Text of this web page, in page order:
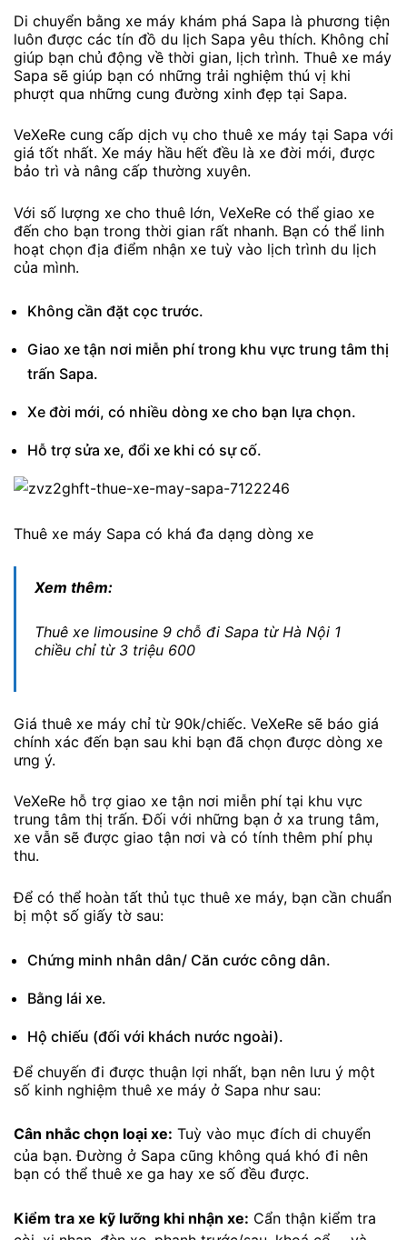
Di chuyển bằng xe máy khám phá Sapa là phương tiện
luôn được các tín đồ du lịch Sapa yêu thích. Không chỉ
giúp bạn chủ động về thời gian, lịch trình. Thuê xe máy
Sapa sẽ giúp bạn có những trải nghiệm thú vị khi
phượt qua những cung đường xinh đẹp tại Sapa.
VeXeRe cung cấp dịch vụ cho thuê xe máy tại Sapa với
giá tốt nhất. Xe máy hầu hết đều là xe đời mới, được
bảo trì và nâng cấp thường xuyên.
Với số lượng xe cho thuê lớn, VeXeRe có thể giao xe
đến cho bạn trong thời gian rất nhanh. Bạn có thể linh
hoạt chọn địa điểm nhận xe tuỳ vào lịch trình du lịch
của mình.
Không cần đặt cọc trước.
Giao xe tận nơi miễn phí trong khu vực trung tâm thị
trấn Sapa.
Xe đời mới, có nhiều dòng xe cho bạn lựa chọn.
Hỗ trợ sửa xe, đổi xe khi có sự cố.
Thuê xe máy Sapa có khá đa dạng dòng xe
Xem thêm:
Thuê xe limousine 9 chỗ đi Sapa từ Hà Nội 1
chiều chỉ từ 3 triệu 600
Giá thuê xe máy chỉ từ 90k/chiếc. VeXeRe sẽ báo giá
chính xác đến bạn sau khi bạn đã chọn được dòng xe
ưng ý.
VeXeRe hỗ trợ giao xe tận nơi miễn phí tại khu vực
trung tâm thị trấn. Đối với những bạn ở xa trung tâm,
xe vẫn sẽ được giao tận nơi và có tính thêm phí phụ
thu.
Để có thể hoàn tất thủ tục thuê xe máy, bạn cần chuẩn
bị một số giấy tờ sau:
Chứng minh nhân dân/ Căn cước công dân.
Bằng lái xe.
Hộ chiếu (đối với khách nước ngoài).
Để chuyến đi được thuận lợi nhất, bạn nên lưu ý một
số kinh nghiệm thuê xe máy ở Sapa như sau:
Cân nhắc chọn loại xe: Tuỳ vào mục đích di chuyển
của bạn. Đường ở Sapa cũng không quá khó đi nên
bạn có thể thuê xe ga hay xe số đều được.
Kiểm tra xe kỹ lưỡng khi nhận xe: Cẩn thận kiểm tra